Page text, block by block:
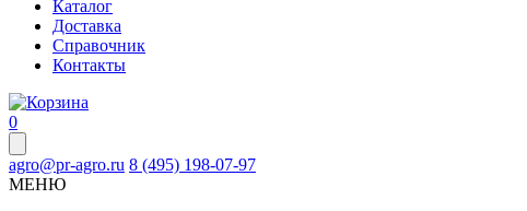
Каталог
Доставка
Справочник
Контакты
0
agro@pr-agro.ru 8 (495) 198-07-97
МЕНЮ